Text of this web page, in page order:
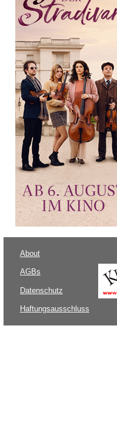
About
AGBs
Datenschutz
Haftungsausschluss